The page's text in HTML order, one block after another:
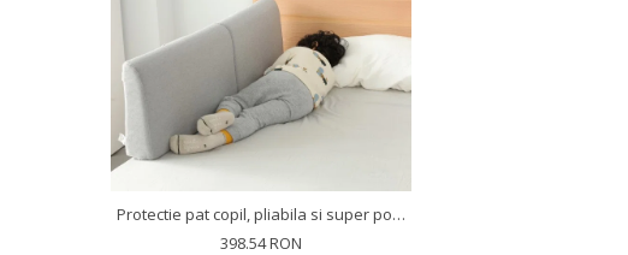
Carduri Cadou
Propuneri Cadou
Protectie pat copil, pliabila si super portabila, H 30 cm, Diverse dimensiuni si culori
398.54 RON